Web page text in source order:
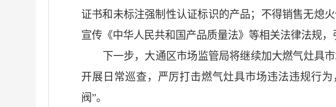
证书和未标注强制性认证标识的产品；不得销售无熄
宣传《中华人民共和国产品质量法》等相关法律法规，
下一步，大通区市场监管局将继续加大燃气灶具
开展日常巡查，严厉打击燃气灶具市场违法违规行
阀”。